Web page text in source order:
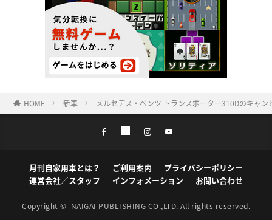
HOME 新車 メルセデス・ベンツ トランスポーター310Dのキャ
月刊自家用車とは？ ご利用案内
プライバシーポリシー
運営会社／スタッフ
インフォメーション お問い合わせ
Copyright © NAIGAI PUBLISHING CO.,LTD. All rights reserved.